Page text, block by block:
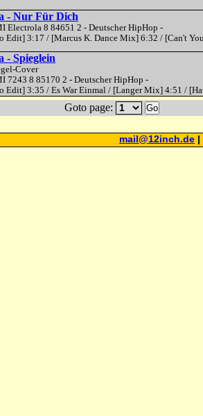
- Nur Für Dich
Electrola 8 84651 2 - Deutscher HipHop -
Edit] 3:17 / [Marcus K. Dance Mix] 6:32 / [Can't
- Spieglein
Cover
7243 8 85170 2 - Deutscher HipHop -
Edit] 3:35 / Es War Einmal / [Langer Mix] 4:51 /
Goto page: Go
mail@12inch.de